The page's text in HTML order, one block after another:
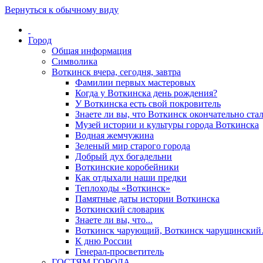
Вернуться к обычному виду
Город
Общая информация
Символика
Воткинск вчера, сегодня, завтра
Фамилии первых мастеровых
Когда у Воткинска день рождения?
У Воткинска есть свой покровитель
Знаете ли вы, что Воткинск окончательно
Музей истории и культуры города Воткинска
Водная жемчужина
Зеленый мир старого города
Добрый дух богадельни
Воткинские коробейники
Как отдыхали наши предки
Теплоходы «Воткинск»
Памятные даты истории Воткинска
Воткинский словарик
Знаете ли вы, что...
Воткинск чарующий, Воткинск
К дню России
Генерал-просветитель